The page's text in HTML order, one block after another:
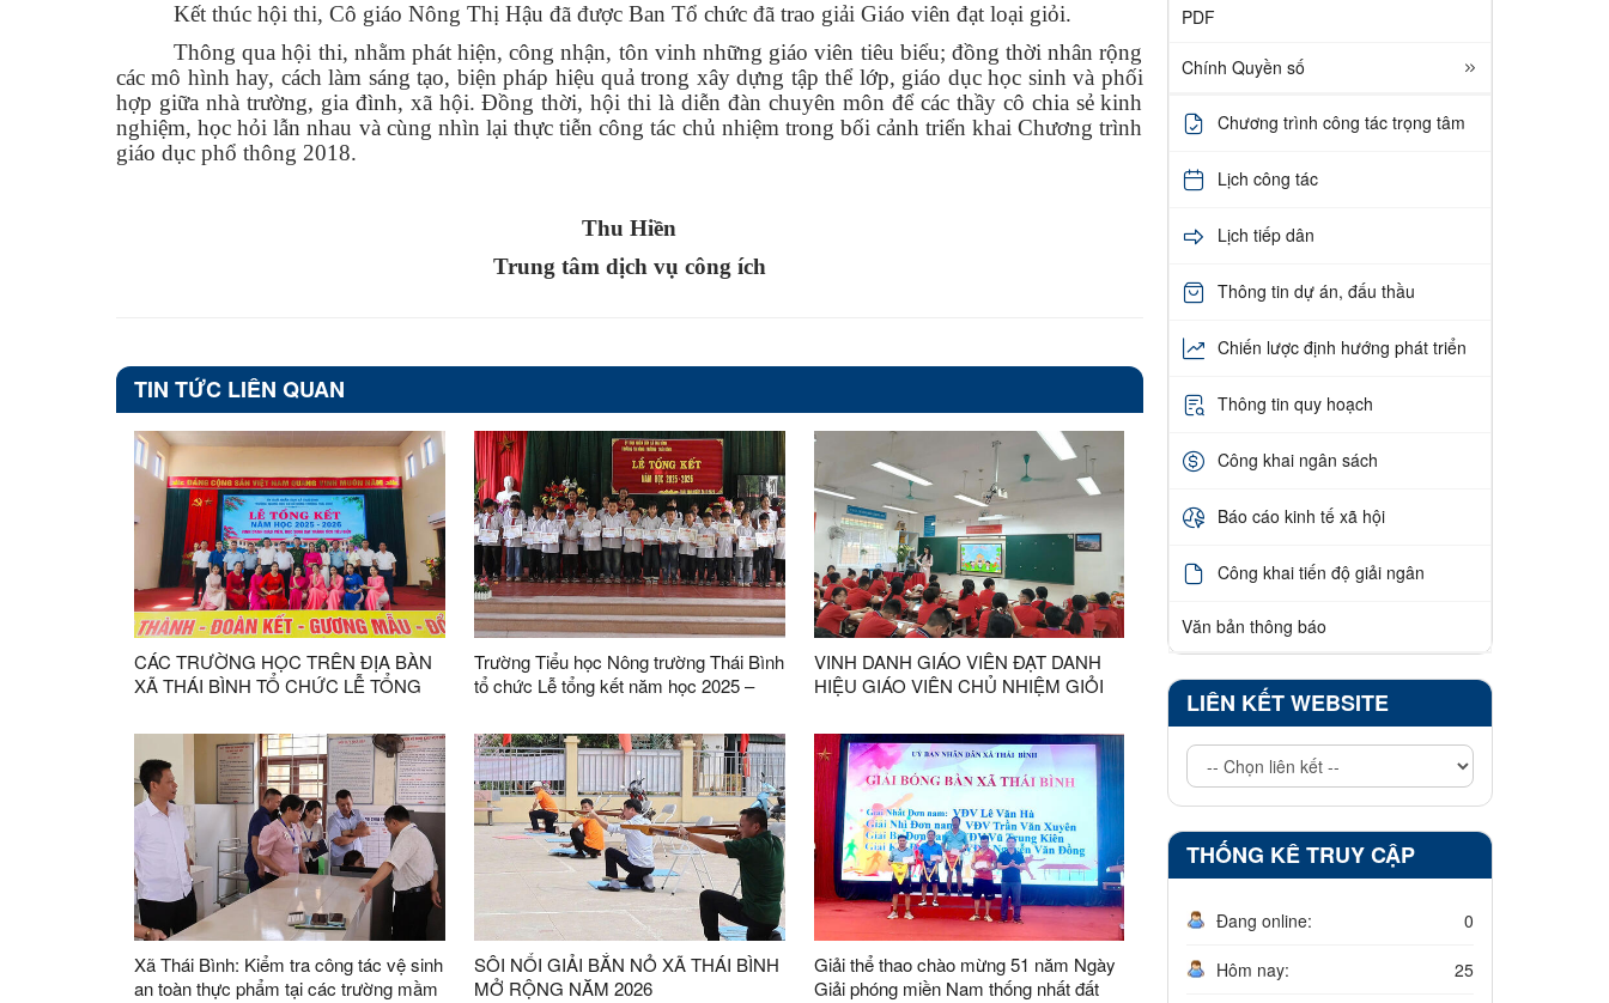
Kết thúc hội thi, Cô giáo Nông Thị Hậu đã được Ban Tổ chức đã trao giải Giáo viên đạt loại giỏi.
Thông qua hội thi, nhằm phát hiện, công nhận, tôn vinh những giáo viên tiêu biểu; đồng thời nhân rộng
các mô hình hay, cách làm sáng tạo, biện pháp hiệu quả trong xây dựng tập thể lớp, giáo dục học sinh và phối
hợp giữa nhà trường, gia đình, xã hội. Đồng thời, hội thi là diễn đàn chuyên môn để các thầy cô chia sẻ kinh
nghiệm, học hỏi lẫn nhau và cùng nhìn lại thực tiễn công tác chủ nhiệm trong bối cảnh triển khai Chương trình
giáo dục phổ thông 2018.
Thu Hiền
Trung tâm dịch vụ công ích
TIN TỨC LIÊN QUAN
CÁC TRƯỜNG HỌC TRÊN ĐỊA BÀN
XÃ THÁI BÌNH TỔ CHỨC LỄ TỔNG
Trường Tiểu học Nông trường Thái Bình
tổ chức Lễ tổng kết năm học 2025 –
VINH DANH GIÁO VIÊN ĐẠT DANH
HIỆU GIÁO VIÊN CHỦ NHIỆM GIỎI
Xã Thái Bình: Kiểm tra công tác vệ sinh
an toàn thực phẩm tại các trường mầm
SÔI NỔI GIẢI BẮN NỎ XÃ THÁI BÌNH
MỞ RỘNG NĂM 2026
Giải thể thao chào mừng 51 năm Ngày
Giải phóng miền Nam thống nhất đất
PDF
Chính Quyền số
Chương trình công tác trọng tâm
Lịch công tác
Lịch tiếp dân
Thông tin dự án, đấu thầu
Chiến lược định hướng phát triển
Thông tin quy hoạch
Công khai ngân sách
Báo cáo kinh tế xã hội
Công khai tiến độ giải ngân
Văn bản thông báo
LIÊN KẾT WEBSITE
THỐNG KÊ TRUY CẬP
Đang online: 0
Hôm nay: 25